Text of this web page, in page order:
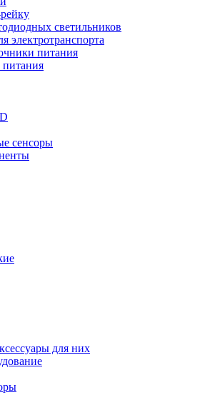
светильников
электротранспорта
питания
питания
сенсоры
для них